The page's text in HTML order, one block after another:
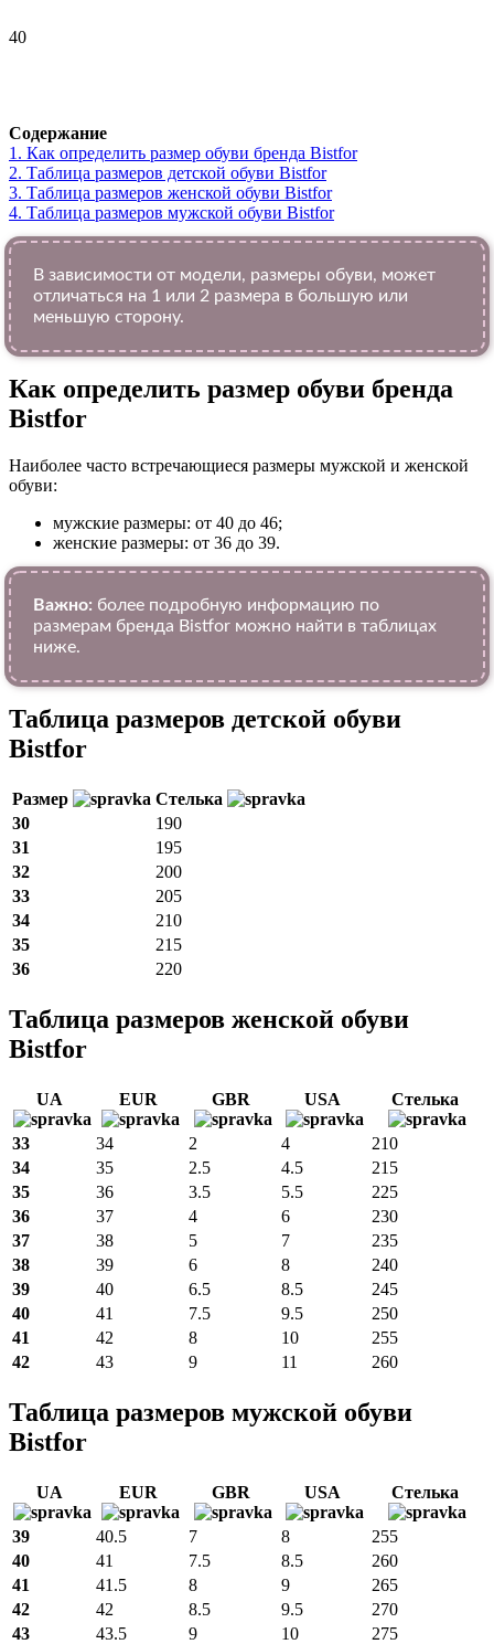
40
Содержание
1. Как определить размер обуви брендa Bistfor
2. Таблица размеров детской обуви Bistfor
3. Таблица размеров женской обуви Bistfor
4. Таблица размеров мужской обуви Bistfor
В зависимости от модели, размеры обуви, может
отличаться на 1 или 2 размера в большую или
меньшую сторону.
Как определить размер обуви брендa
Bistfor
Наиболее часто встречающиеся размеры мужской и женской
обуви:
мужские размеры: от 40 до 46;
женские размеры: от 36 до 39.
Важно: более подробную информацию по
размерам бренда Bistfor можно найти в таблицах
ниже.
Таблица размеров детской обуви
Bistfor
Размер
Стелька
30
190
31
195
32
200
33
205
34
210
35
215
36
220
Таблица размеров женской обуви
Bistfor
UA EUR GBR USA Стелька
33 34 2 4
210
34
35 2.5 4.5
215
35
36 3.5 5.5
225
36
37 4 6
230
37
38 5 7
235
38
39 6 8
240
39
40 6.5 8.5
245
40
41 7.5 9.5
250
41
42 8 10
255
42
43 9 11 260
Таблица размеров мужской обуви
Bistfor
UA EUR GBR USA Стелька
39 40.5 7 8
255
40
41 7.5 8.5
260
41
41.5 8 9
265
42
42 8.5 9.5
270
43
43.5 9 10
275